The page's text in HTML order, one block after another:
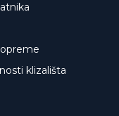
klizališta